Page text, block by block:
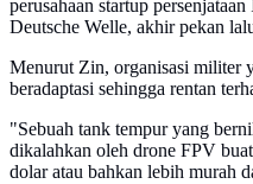
perusahaan startup
Deutsche Welle, akhir pekan
Menurut Zin, organisasi militer
beradaptasi sehingga rentan
"Sebuah tank tempur yang
dikalahkan oleh drone FPV
dolar atau bahkan lebih murah